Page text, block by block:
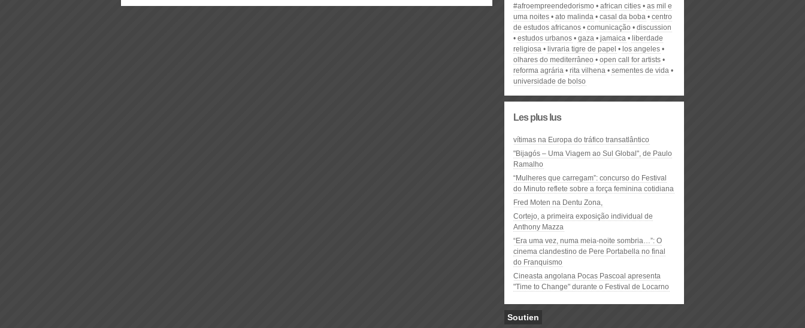
#afroempreendedorismo african cities
as mil e
uma noites
ato malinda casal da boba
centro
de estudos africanos
comunicação
discussion
estudos urbanos
gaza jamaica
liberdade
religiosa
livraria tigre de papel
los angeles
olhares do mediterrâneo
open call for artists
reforma agrária
rita vilhena
sementes de vida
universidade de bolso
Les plus lus
vítimas na Europa do tráfico transatlântico
"Bijagós – Uma Viagem ao Sul Global", de Paulo
Ramalho
“Mulheres que carregam”: concurso do Festival
do Minuto reflete sobre a força feminina cotidiana
Fred Moten na Dentu Zona,
Cortejo, a primeira exposição individual de
Anthony Mazza
“Era uma vez, numa meia-noite sombria…”: O
cinema clandestino de Pere Portabella no final
do Franquismo
Cineasta angolana Pocas Pascoal apresenta
"Time to Change" durante o Festival de Locarno
Soutien